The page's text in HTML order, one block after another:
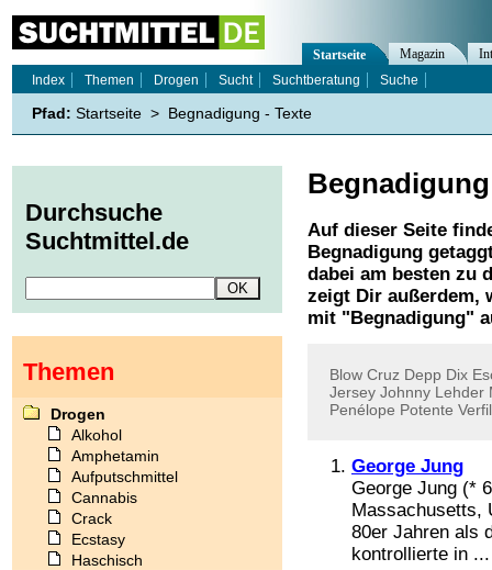
Begnadigung
Auf dieser Seite
Begnadigung
dabei am besten zu
zeigt Dir außerdem,
mit " Begnadigung"
Blow Cruz Depp Dix
Jersey Johnny Lehder
Penélope Potente
George Jung
George Jung (*
Massachusetts,
80er Jahren als
kontrollierte in ...
Startseite Magazin
Index
Themen Drogen Sucht Suchtberatung Suche
Pfad: Startseite > Begnadigung - Texte
Durchsuche
Suchtmittel.de
Themen
Drogen
Alkohol
Amphetamin
Aufputschmittel
Cannabis
Crack
Ecstasy
Haschisch